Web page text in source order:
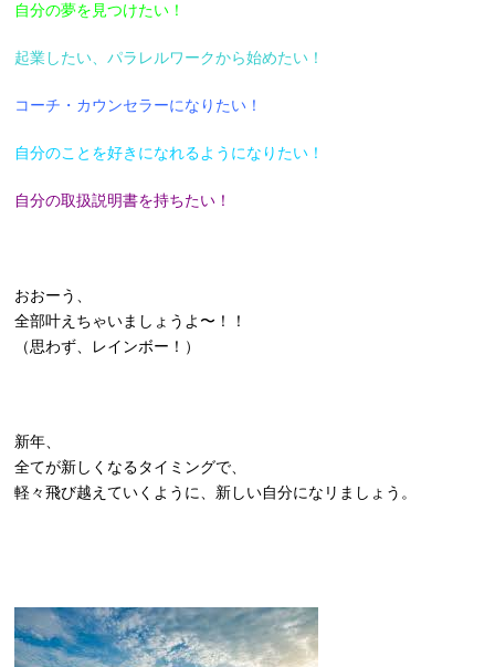
自分の夢を見つけたい！
起業したい、パラレルワークから始めたい！
コーチ・カウンセラーになりたい！
自分のことを好きになれるようになりたい！
自分の取扱説明書を持ちたい！
おおーう、
全部叶えちゃいましょうよ〜！！
（思わず、レインボー！）
新年、
全てが新しくなるタイミングで、
軽々飛び越えていくように、新しい自分になリましょう。